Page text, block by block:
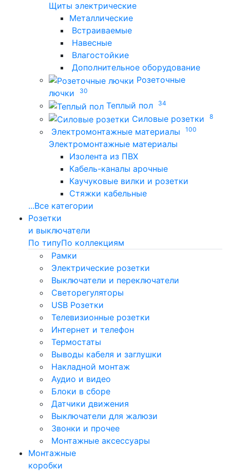
Щиты электрические
Металлические
Встраиваемые
Навесные
Влагостойкие
Дополнительное оборудование
Розеточные
лючки
30
Теплый пол 34
Силовые розетки 8
Электромонтажные материалы 100
Электромонтажные материалы
Изолента из ПВХ
Кабель-каналы арочные
Каучуковые вилки и розетки
Стяжки кабельные
...Все категории
Розетки
и выключатели
По типуПо коллекциям
Рамки
Электрические розетки
Выключатели и переключатели
Светорегуляторы
USB Розетки
Телевизионные розетки
Интернет и телефон
Термостаты
Выводы кабеля и заглушки
Накладной монтаж
Аудио и видео
Блоки в сборе
Датчики движения
Выключатели для жалюзи
Звонки и прочее
Монтажные аксессуары
Монтажные
коробки